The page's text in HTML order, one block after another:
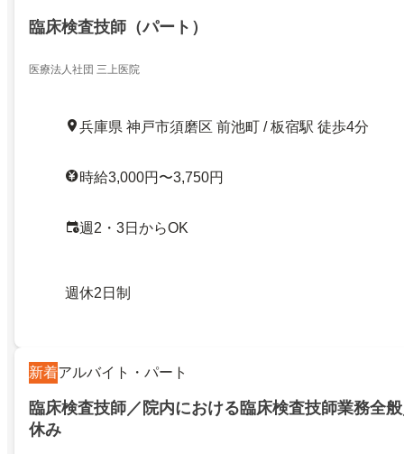
臨床検査技師（パート）
医療法人社団 三上医院
兵庫県 神戸市須磨区 前池町 / 板宿駅 徒歩4分
時給3,000円〜3,750円
週2・3日からOK
週休2日制
新着アルバイト・パート
臨床検査技師／院内における臨床検査技師業務全
休み